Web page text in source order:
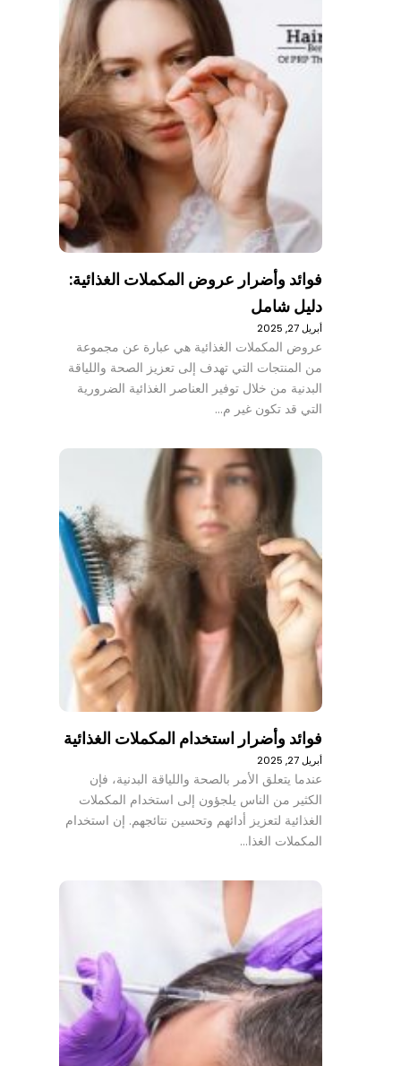
فوائد وأضرار عروض المكملات الغذائية:
دليل شامل
أبريل 27, 2025
عروض المكملات الغذائية هي عبارة عن مجموعة
من المنتجات التي تهدف إلى تعزيز الصحة واللياقة
البدنية من خلال توفير العناصر الغذائية الضرورية
التي قد تكون غير م…
فوائد وأضرار استخدام المكملات الغذائية
أبريل 27, 2025
عندما يتعلق الأمر بالصحة واللياقة البدنية، فإن
الكثير من الناس يلجؤون إلى استخدام المكملات
الغذائية لتعزيز أدائهم وتحسين نتائجهم. إن استخدام
المكملات الغذا…